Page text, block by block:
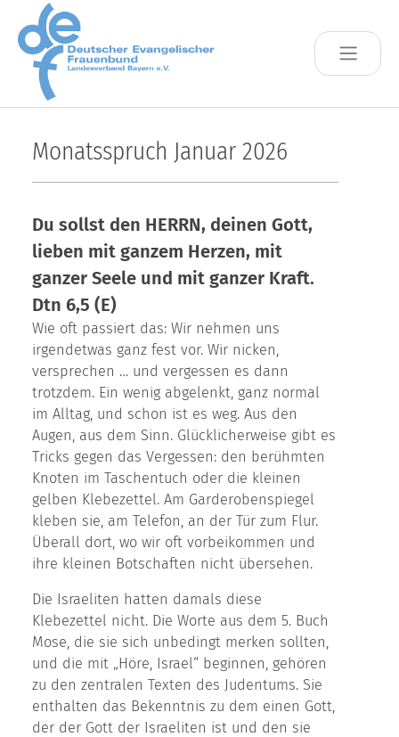
Skip to main content
Monatsspruch Januar 2026
Du sollst den HERRN, deinen Gott,
lieben mit ganzem Herzen, mit
ganzer Seele und mit ganzer Kraft.
Dtn 6,5 (E)
Wie oft passiert das: Wir nehmen uns
irgendetwas ganz fest vor. Wir nicken,
versprechen … und vergessen es dann
trotzdem. Ein wenig abgelenkt, ganz normal
im Alltag, und schon ist es weg. Aus den
Augen, aus dem Sinn. Glücklicherweise gibt es
Tricks gegen das Vergessen: den berühmten
Knoten im Taschentuch oder die kleinen
gelben Klebezettel. Am Garderobenspiegel
kleben sie, am Telefon, an der Tür zum Flur.
Überall dort, wo wir oft vorbeikommen und
ihre kleinen Botschaften nicht übersehen.
Die Israeliten hatten damals diese
Klebezettel nicht. Die Worte aus dem 5. Buch
Mose, die sie sich unbedingt merken sollten,
und die mit „Höre, Israel“ beginnen, gehören
zu den zentralen Texten des Judentums. Sie
enthalten das Bekenntnis zu dem einen Gott,
der der Gott der Israeliten ist und den sie